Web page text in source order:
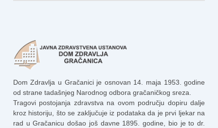
Dom Zdravlja u Gračanici je osnovan 14. maja 1953. godine
od strane tadašnjeg Narodnog odbora gračaničkog sreza.
Tragovi postojanja zdravstva na ovom području dopiru dalje
kroz historiju, što se zaključuje iz podataka da je prvi ljekar na
rad u Gračanicu došao još davne 1895. godine, bio je to dr.